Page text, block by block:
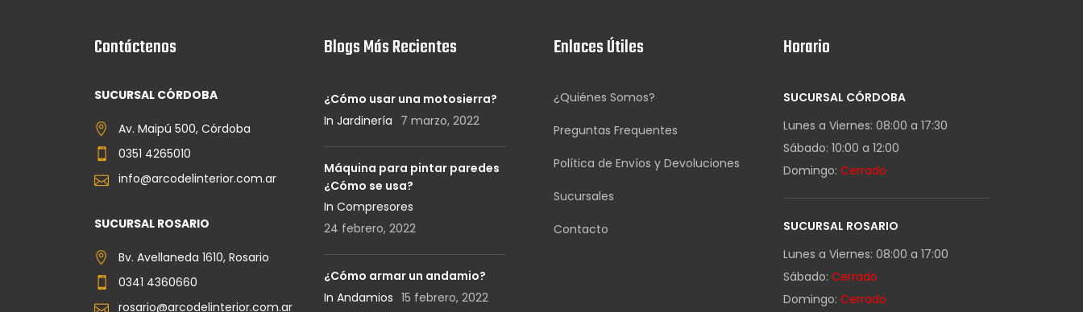
Contáctenos
SUCURSAL CÓRDOBA
Av. Maipú 500, Córdoba
0351 4265010
info@arcodelinterior.com.ar
SUCURSAL ROSARIO
Bv. Avellaneda 1610, Rosario
0341 4360660
rosario@arcodelinterior.com.ar
Blogs Más Recientes
¿Cómo usar una motosierra?
In Jardinería 7 marzo, 2022
Máquina para pintar paredes
¿Cómo se usa?
In Compresores
24 febrero, 2022
¿Cómo armar un andamio?
In Andamios 15 febrero, 2022
Enlaces Útiles
¿Quiénes Somos?
Preguntas Frequentes
Política de Envíos y Devoluciones
Sucursales
Contacto
Horario
SUCURSAL CÓRDOBA
Lunes a Viernes: 08:00 a 17:30
Sábado: 10:00 a 12:00
Domingo: Cerrado
SUCURSAL ROSARIO
Lunes a Viernes: 08:00 a 17:00
Sábado: Cerrado
Domingo: Cerrado